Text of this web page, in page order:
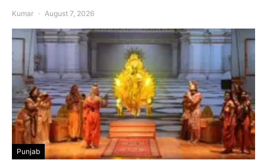
Kumar August 7, 2026
Punjab